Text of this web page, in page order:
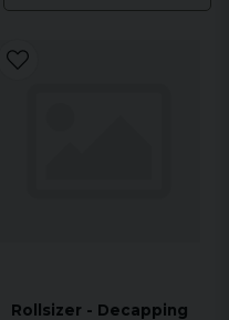
Rollsizer - Decapping